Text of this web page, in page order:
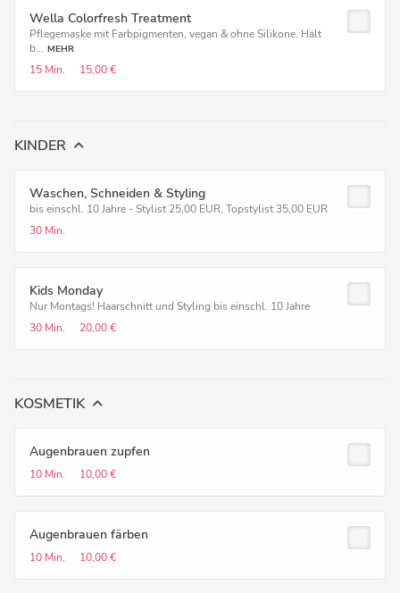
Wella Colorfresh Treatment
Pflegemaske mit Farbpigmenten, vegan & ohne Silikone. Hält
b... MEHR
15 Min. 15,00 €
KINDER
Waschen, Schneiden & Styling
bis einschl. 10 Jahre - Stylist 25,00 EUR, Topstylist 35,00 EUR
30 Min.
Kids Monday
Nur Montags! Haarschnitt und Styling bis einschl. 10 Jahre
30 Min.
20,00 €
KOSMETIK
Augenbrauen zupfen
10 Min. 10,00 €
Augenbrauen färben
10 Min. 10,00 €